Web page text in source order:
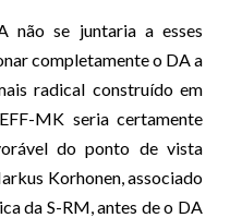
não se juntaria a esses
completamente o DA a
radical construído em
MK seria certamente
do ponto de vista
Korhonen, associado
da S-RM, antes de o DA